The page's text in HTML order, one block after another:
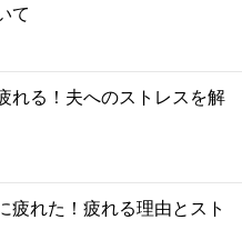
て
れる！夫へのストレスを解
疲れた！疲れる理由とスト